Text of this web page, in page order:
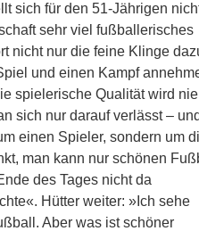
sich für den 51-Jährigen
sehr viel fußballerisches
nicht nur die feine Klinge
und einen Kampf
spielerische Qualität wird
sich nur darauf verlässt –
einen Spieler, sondern um
man kann nur schönen
des Tages nicht da
Hütter weiter: »Ich sehe
Aber was ist schöner